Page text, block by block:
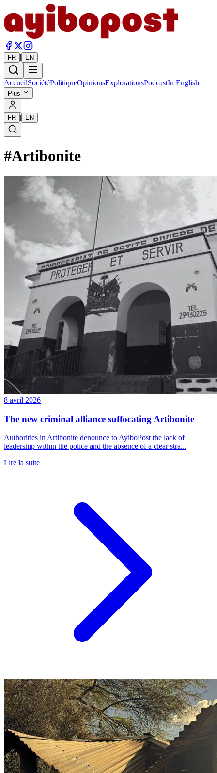
FR | EN
AccueilSociétéPolitiqueOpinionsExplorationsPodcastIn English
Plus
FR | EN
#Artibonite
8 avril 2026
The new criminal alliance suffocating Artibonite
Authorities in Artibonite denounce to AyiboPost the lack of
leadership within the police and the absence of a clear stra...
Lire la suite